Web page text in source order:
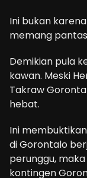
Ini bukan
memang
Demikian pula
kawan. Meski
Takraw
hebat.
Ini
di Gorontalo
perunggu,
kontingen